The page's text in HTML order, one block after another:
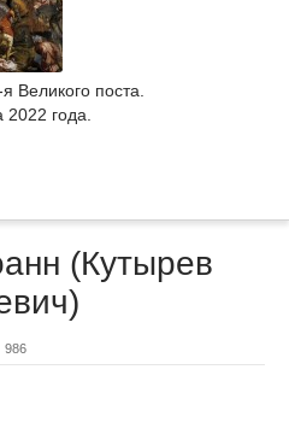
Великого поста.
года.
(Кутырев
986